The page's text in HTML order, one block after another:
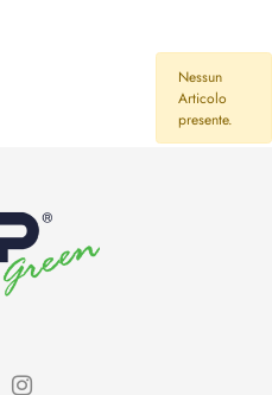
Nessun
Articolo
presente.